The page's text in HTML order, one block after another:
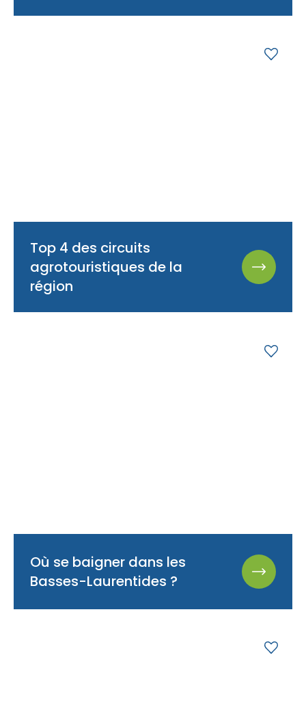
Top 4 des circuits
agrotouristiques de la
région
Où se baigner dans les
Basses-Laurentides ?